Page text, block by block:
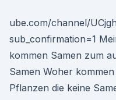
ube.com/channel/
sub_confirmation=1
kommen Samen zum
Samen Woher
Pflanzen die keine